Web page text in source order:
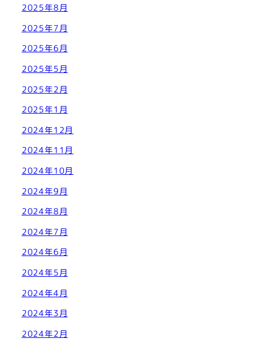
2025年8月
2025年7月
2025年6月
2025年5月
2025年2月
2025年1月
2024年12月
2024年11月
2024年10月
2024年9月
2024年8月
2024年7月
2024年6月
2024年5月
2024年4月
2024年3月
2024年2月